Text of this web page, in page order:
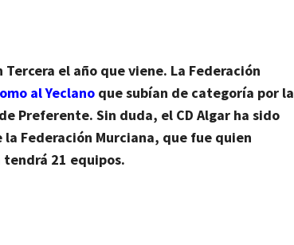
Tercera el año que viene. La Federación
al Yeclano que subían de categoría por la
Preferente. Sin duda, el CD Algar ha sido
Federación Murciana, que fue quien
21 equipos.